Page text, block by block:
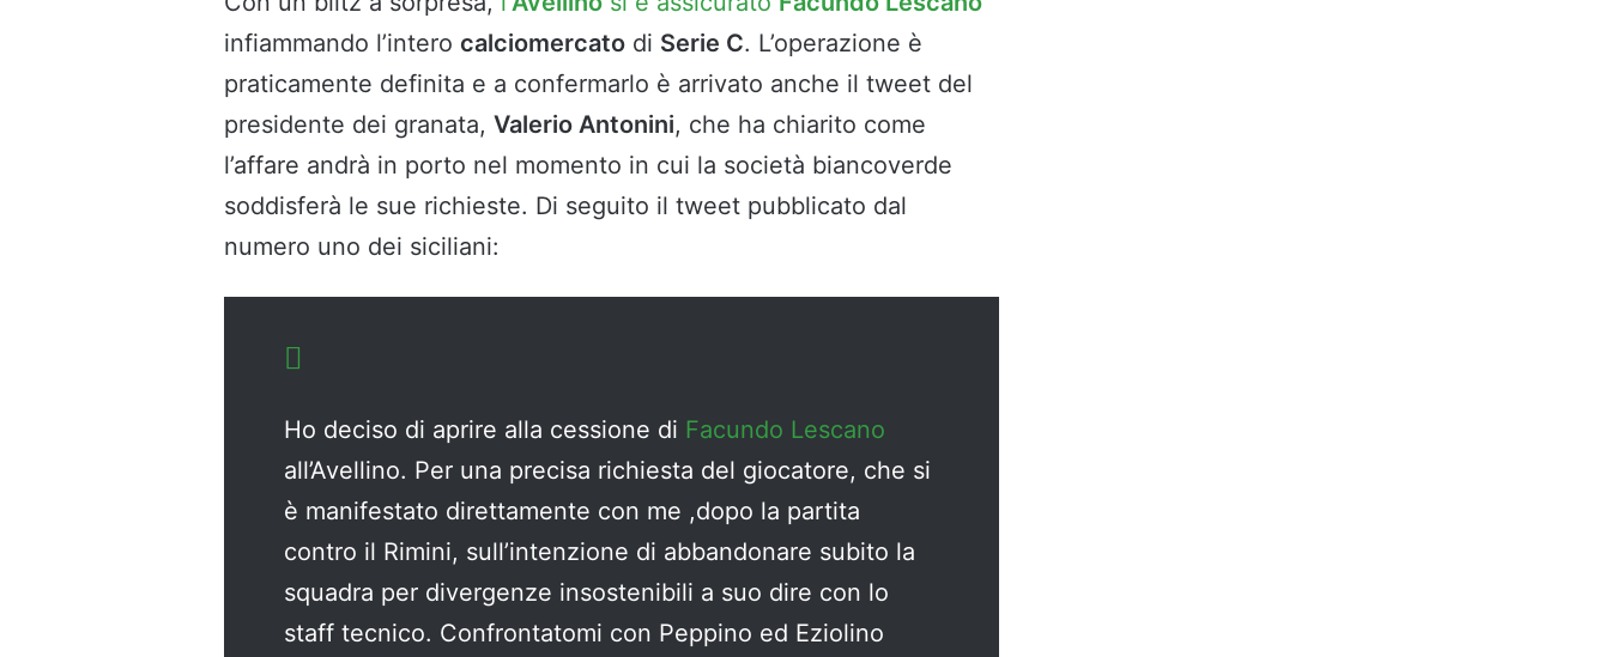
infiammando l’intero calciomercato di Serie C. L’operazione è
praticamente definita e a confermarlo è arrivato anche il tweet del
presidente dei granata, Valerio Antonini, che ha chiarito come
l’affare andrà in porto nel momento in cui la società biancoverde
soddisferà le sue richieste. Di seguito il tweet pubblicato dal
numero uno dei siciliani:
Ho deciso di aprire alla cessione di Facundo Lescano
all’Avellino. Per una precisa richiesta del giocatore, che si
è manifestato direttamente con me ,dopo la partita
contro il Rimini, sull’intenzione di abbandonare subito la
squadra per divergenze insostenibili a suo dire con lo
staff tecnico. Confrontatomi con Peppino ed Eziolino